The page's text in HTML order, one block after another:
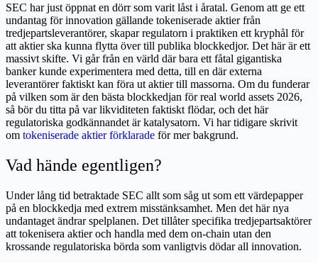
SEC har just öppnat en dörr som varit låst i åratal. Genom att ge ett
undantag för innovation gällande tokeniserade aktier från
tredjepartsleverantörer, skapar regulatorn i praktiken ett kryphål för
att aktier ska kunna flytta över till publika blockkedjor. Det här är ett
massivt skifte. Vi går från en värld där bara ett fåtal gigantiska
banker kunde experimentera med detta, till en där externa
leverantörer faktiskt kan föra ut aktier till massorna. Om du funderar
på vilken som är den bästa blockkedjan för real world assets 2026,
så bör du titta på var likviditeten faktiskt flödar, och det här
regulatoriska godkännandet är katalysatorn. Vi har tidigare skrivit
om tokeniserade aktier förklarade för mer bakgrund.
Vad hände egentligen?
Under lång tid betraktade SEC allt som såg ut som ett värdepapper
på en blockkedja med extrem misstänksamhet. Men det här nya
undantaget ändrar spelplanen. Det tillåter specifika tredjepartsaktörer
att tokenisera aktier och handla med dem on-chain utan den
krossande regulatoriska börda som vanligtvis dödar all innovation.